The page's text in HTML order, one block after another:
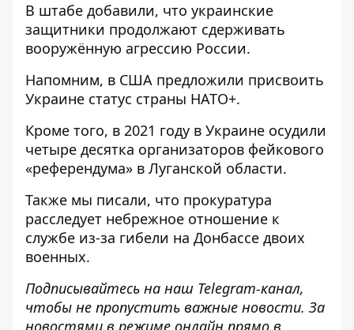
В штабе добавили, что украинские
защитники продолжают сдерживать
вооружённую агрессию России.
Напомним, в США предложили присвоить
Украине статус страны НАТО+.
Кроме того, в 2021 году в Украине осудили
четыре десятка организаторов фейкового
«референдума» в Луганской области.
Также мы писали, что прокуратура
расследует небрежное отношение к
службе из-за гибели на Донбассе двоих
военных.
Подписывайтесь на наш Telegram-канал,
чтобы не пропустить важные новости. За
новостями в режиме онлайн прямо в